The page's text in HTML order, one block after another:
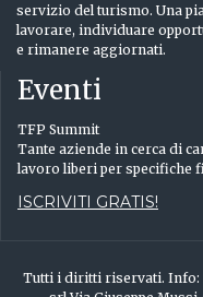
servizio del turismo. Una
lavorare, individuare
e rimanere aggiornati.
Eventi
TFP Summit
Tante aziende in cerca di
lavoro liberi per specifiche
ISCRIVITI GRATIS!
Tutti i diritti riservati. Info: